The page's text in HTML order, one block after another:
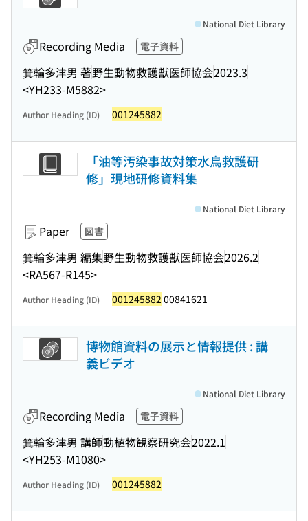
Recording Media 電子資料
箕輪多津男 著野生動物救護獣医師協会2023.3
<YH233-M5882>
National Diet Library
Author Heading (ID) 001245882
「油等汚染事故対策水鳥救護研
修」現地研修資料集
Paper 図書
箕輪多津男 編集野生動物救護獣医師協会2026.2
<RA567-R145>
National Diet Library
Author Heading (ID) 001245882 00841621
博物館資料の展示と情報提供 : 講
義ビデオ
Recording Media 電子資料
箕輪多津男 講師動植物観察研究会2022.1
<YH253-M1080>
National Diet Library
Author Heading (ID) 001245882